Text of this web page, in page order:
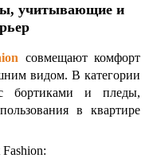
учитывающие и
совмещают комфорт
видом. В категории
бортиками и пледы,
в квартире